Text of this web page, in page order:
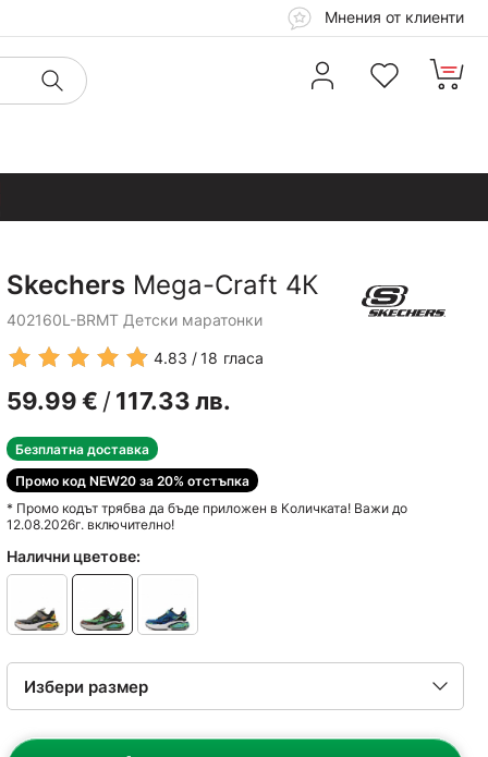
Мнения от клиенти
Skechers Mega-Craft 4К
402160L-BRMT Детски маратонки
4.83 18 гласа
59.99€ /117.33лв.
Безплатна доставка
Промо код NEW20 за 20% отстъпка
* Промо кодът трябва да бъде приложен в Количката! Важи до
12.08.2026г. включително!
Налични цветове: